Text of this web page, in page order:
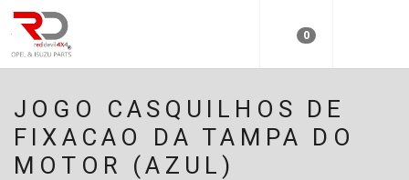
0
JOGO CASQUILHOS DE
FIXACAO DA TAMPA DO
MOTOR (AZUL)